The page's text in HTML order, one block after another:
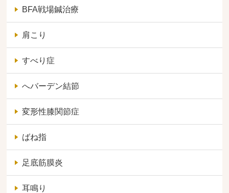
BFA戦場鍼治療
肩こり
すべり症
へバーデン結節
変形性膝関節症
ばね指
足底筋膜炎
耳鳴り